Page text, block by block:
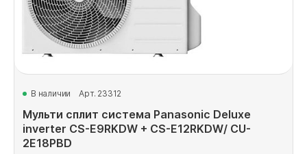
В наличии Арт. 23312
Мульти сплит система Panasonic Deluxe
inverter CS-E9RKDW + CS-E12RKDW/ CU-
2E18PBD